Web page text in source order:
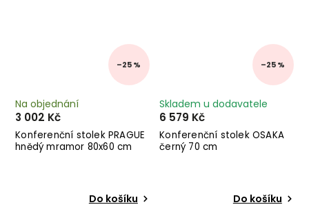
–25 %
Konferenční stolek PRAGUE
hnědý mramor 80x60 cm
Na objednání
3 002 Kč
Do košíku
–25 %
Konferenční stolek OSAKA
černý 70 cm
Skladem u dodavatele
6 579 Kč
Do košíku